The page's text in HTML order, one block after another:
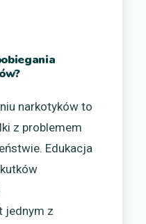
narkotyków to
z problemem
Edukacja
jednym z